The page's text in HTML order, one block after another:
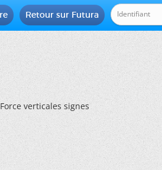
Retour sur Futura
Force verticales signes